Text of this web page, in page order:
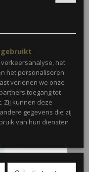
gebruikt
het
het personaliseren
verlenen we onze
toegang tot
Zij kunnen deze
gegevens die zij
van hun diensten